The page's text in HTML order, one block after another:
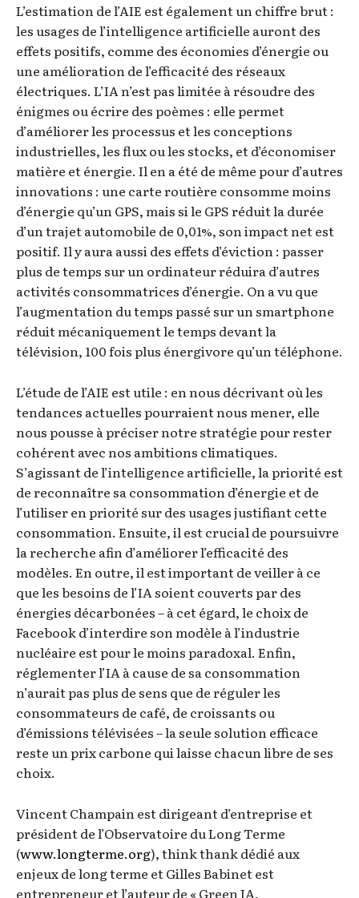
L’estimation de l’AIE est également un chiffre brut :
les usages de l’intelligence artificielle auront des
effets positifs, comme des économies d’énergie ou
une amélioration de l’efficacité des réseaux
électriques. L’IA n’est pas limitée à résoudre des
énigmes ou écrire des poèmes : elle permet
d’améliorer les processus et les conceptions
industrielles, les flux ou les stocks, et d’économiser
matière et énergie. Il en a été de même pour d’autres
innovations : une carte routière consomme moins
d’énergie qu’un GPS, mais si le GPS réduit la durée
d’un trajet automobile de 0,01%, son impact net est
positif. Il y aura aussi des effets d’éviction : passer
plus de temps sur un ordinateur réduira d’autres
activités consommatrices d’énergie. On a vu que
l’augmentation du temps passé sur un smartphone
réduit mécaniquement le temps devant la
télévision, 100 fois plus énergivore qu’un téléphone.
L’étude de l’AIE est utile : en nous décrivant où les
tendances actuelles pourraient nous mener, elle
nous pousse à préciser notre stratégie pour rester
cohérent avec nos ambitions climatiques.
S’agissant de l’intelligence artificielle, la priorité est
de reconnaître sa consommation d’énergie et de
l’utiliser en priorité sur des usages justifiant cette
consommation. Ensuite, il est crucial de poursuivre
la recherche afin d’améliorer l’efficacité des
modèles. En outre, il est important de veiller à ce
que les besoins de l’IA soient couverts par des
énergies décarbonées – à cet égard, le choix de
Facebook d’interdire son modèle à l’industrie
nucléaire est pour le moins paradoxal. Enfin,
réglementer l’IA à cause de sa consommation
n’aurait pas plus de sens que de réguler les
consommateurs de café, de croissants ou
d’émissions télévisées – la seule solution efficace
reste un prix carbone qui laisse chacun libre de ses
choix.
Vincent Champain est dirigeant d’entreprise et
président de l’Observatoire du Long Terme
(www.longterme.org), think thank dédié aux
enjeux de long terme et Gilles Babinet est
entrepreneur et l’auteur de « Green IA,